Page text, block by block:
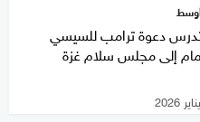
دعوة ترامب للسيسي
إلى مجلس سلام غزة